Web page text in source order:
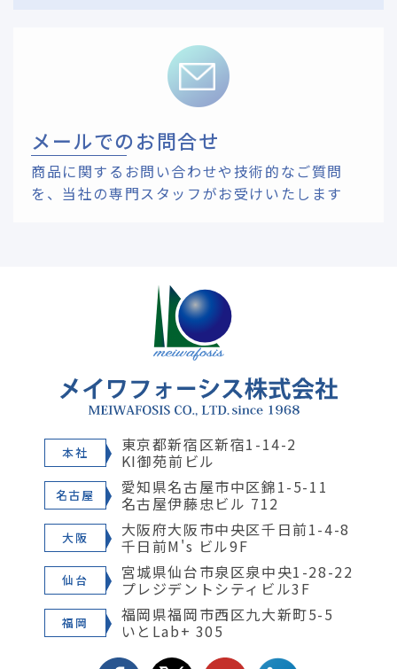
メールでのお問合せ
商品に関するお問い合わせや技術的なご質問
を、 当社の専門スタッフがお受けいたします
本社 東京都新宿区新宿1-14-2
KI御苑前ビル
名古屋 愛知県名古屋市中区錦1-5-11
名古屋伊藤忠ビル 712
大阪 大阪府大阪市中央区千日前1-4-8
千日前M's ビル9F
仙台 宮城県仙台市泉区泉中央1-28-22
プレジデントシティビル3F
福岡 福岡県福岡市西区九大新町5-5
いとLab+ 305